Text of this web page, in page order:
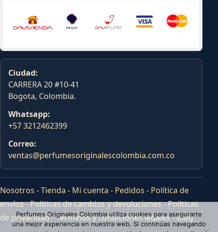
Ciudad:
CARRERA 20 #10-41
Bogota, Colombia.
Whatsapp:
+57 3212462399
Correo:
ventas@perfumesoriginalescolombia.com.co
Nosotros -Tienda - Mi cuenta - Pedidos - Política de
envíos-Politicas de cambios y devoluciones-Politicas
de privacidad-Terminos y condiciones legales-Blog
Perfumes Originales Colombia utiliza cookies para asegurarte
una mejor experiencia en nuestra web. Si continúas navegando